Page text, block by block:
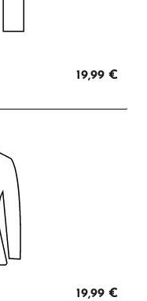
19,99 €
19,99 €